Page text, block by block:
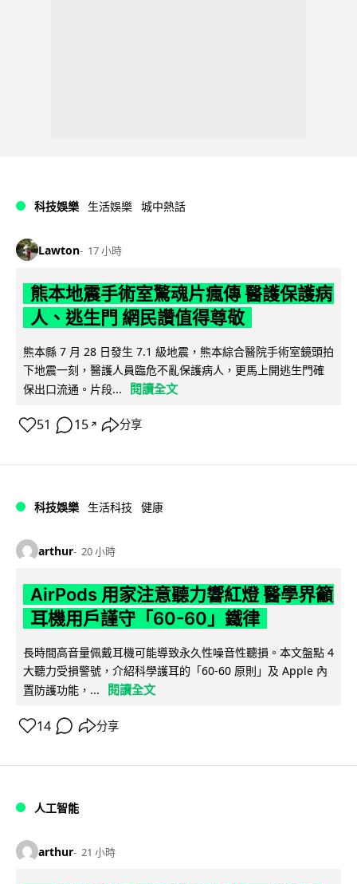
科技娛樂 生活娛樂 城中熱話
Lawton 17 小時
熊本地震手術室驚魂片瘋傳 醫護保護病
人、逃生門 網民讚值得尊敬
熊本縣 7 月 28 日發生 7.1 級地震，熊本綜合醫院手術室鏡頭拍
下地震一刻，醫護人員臨危不亂保護病人，更馬上開逃生門確
保出口流通。片段...
閱讀全文
51 15 ↗ 分享
科技娛樂 生活科技 健康
arthur 20 小時
AirPods 用家注意聽力響紅燈 醫學界籲
耳機用戶謹守「60-60」鐵律
長時間高音量佩戴耳機可能導致永久性噪音性聽損。本文盤點 4
大聽力受損警號，介紹科學護耳的「60-60 原則」及 Apple 內
置防護功能，...
閱讀全文
14 分享
人工智能
arthur 21 小時